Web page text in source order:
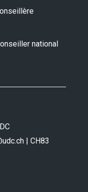
national
| CH83